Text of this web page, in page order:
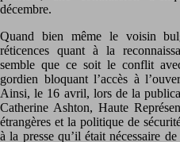
décembre.
Quand bien même le voisin
réticences quant à la
semble que ce soit le conflit
gordien bloquant l’accès à
Ainsi, le 16 avril, lors de la
Catherine Ashton, Haute
étrangères et la politique de
à la presse qu’il était nécessaire